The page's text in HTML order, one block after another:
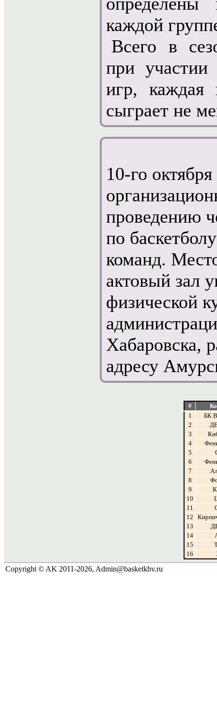
каждой
Всего в
при
игр, каждая
сыграет не
10-го
проведению
по
команд.
актовый зал
физической
Хабаровска,
адресу
#
1
БК
2
3
4
5
6
7
8
9
10
11
12
13
14
15
16
Copyright © AK 2011-2026, Admin@basketkhv.ru